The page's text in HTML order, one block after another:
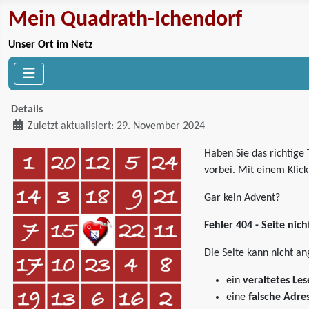
Mein Quadrath-Ichendorf
Unser Ort im Netz
Details
Zuletzt aktualisiert: 29. November 2024
Haben Sie das
vorbei. Mit einem
Gar kein Advent?
Fehler 404 - Seite
Die Seite kann nicht
ein veraltetes
eine falsche